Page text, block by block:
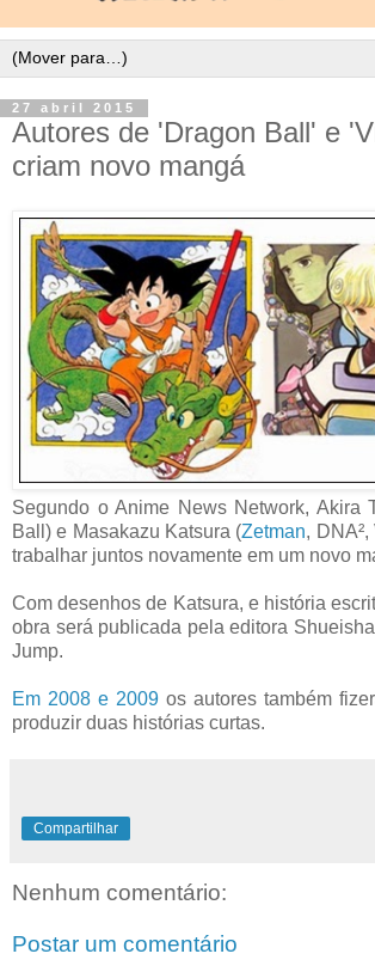
27 abril 2015
Autores de 'Dragon Ball' e
criam novo mangá
Segundo o Anime News Network, Akira
Ball) e Masakazu Katsura (Zetman,
trabalhar juntos novamente em um novo
Com desenhos de Katsura, e história
obra será publicada pela editora
Jump.
Em 2008 e 2009 os autores também
produzir duas histórias curtas.
Compartilhar
Nenhum comentário:
Postar um comentário